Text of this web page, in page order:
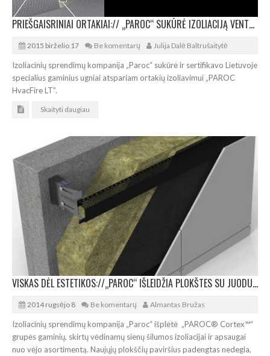
PRIEŠGAISRINIAI ORTAKIAI:// „PAROC“ SUKŪRĖ IZOLIACIJĄ VENTSISTEMOMS
2015 birželio 17 Be komentarų Julija Dalė Baltrušaitytė
Izoliacinių sprendimų kompanija „Paroc“ sukūrė ir sertifikavo Lietuvoje
specialius gaminius ugniai atspariam ortakių izoliavimui „PAROC
HvacFire LT”.
Skaityti daugiau
VISKAS DĖL ESTETIKOS://„PAROC“ IŠLEIDŽIA PLOKŠTES SU JUODU PAVIRŠIUMI
2014 rugsėjo 8 Be komentarų Almantas Bružas
Izoliacinių sprendimų kompanija „Paroc“ išplėtė „PAROC® Cortex™“
grupės gaminių, skirtų vėdinamų sienų šilumos izoliacijai ir apsaugai
nuo vėjo asortimentą. Naujųjų plokščių paviršius padengtas nedegia,